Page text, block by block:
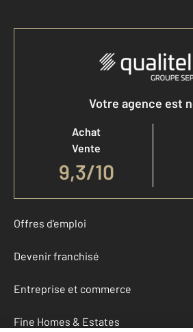
Votre agence est
Achat
Vente
9,3/10
Offres d'emploi
Devenir franchisé
Entreprise et commerce
Fine Homes & Estates